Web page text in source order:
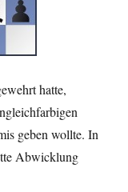
hatte,
geben wollte. In
Abwicklung